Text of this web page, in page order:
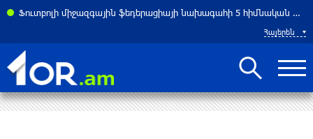
Ֆուտբոլի միջազգային ֆեդերացիայի նախագահի 5 հիմնական թեկնածուները
Հայերեն